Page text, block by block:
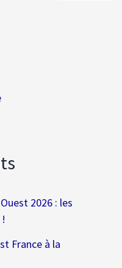
2026 : les
France à la